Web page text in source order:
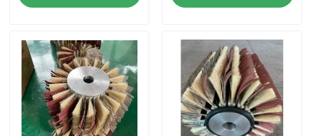
Over ons
Fabrieksreis